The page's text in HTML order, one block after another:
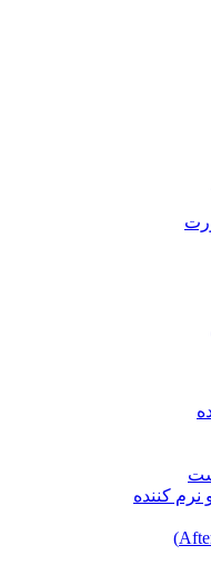
کننده